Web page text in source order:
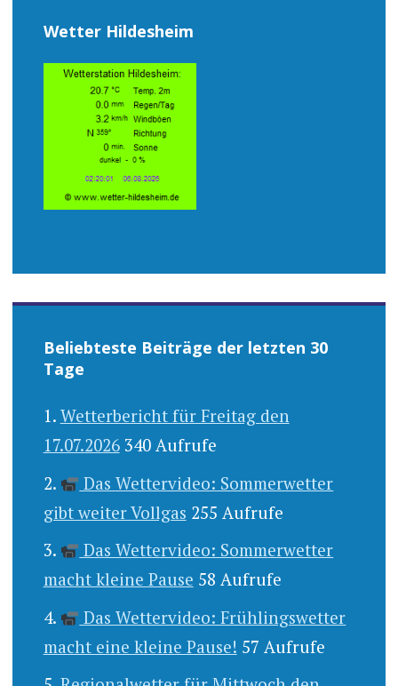
Wetter Hildesheim
Beliebteste Beiträge der letzten 30
Tage
Wetterbericht für Freitag den
17.07.2026 340 Aufrufe
Das Wettervideo: Sommerwetter
gibt weiter Vollgas 255 Aufrufe
Das Wettervideo: Sommerwetter
macht kleine Pause 58 Aufrufe
Das Wettervideo: Frühlingswetter
macht eine kleine Pause! 57 Aufrufe